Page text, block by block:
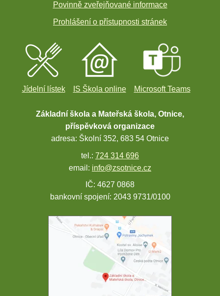
Povinně zveřejňované informace
Prohlášení o přístupnosti stránek
Jídelní lístek IS Škola online Microsoft Teams
Základní škola a Mateřská škola, Otnice,
příspěvková organizace
adresa: Školní 352, 683 54 Otnice
tel.: 724 314 696
email: info@zsotnice.cz
IČ: 4627 0868
bankovní spojení: 2043 9731/0100